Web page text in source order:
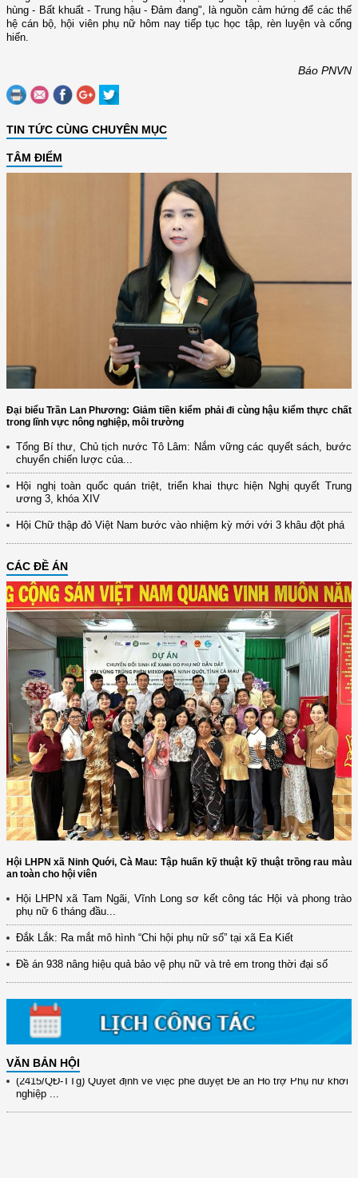
hùng - Bất khuất - Trung hậu - Đảm đang", là nguồn cảm hứng để các thế
hệ cán bộ, hội viên phụ nữ hôm nay tiếp tục học tập, rèn luyện và cống
hiến.
Báo PNVN
TIN TỨC CÙNG CHUYÊN MỤC
TÂM ĐIỂM
Đại biểu Trần Lan Phương: Giảm tiền kiểm phải đi cùng hậu kiểm thực chất
trong lĩnh vực nông nghiệp, môi trường
Tổng Bí thư, Chủ tịch nước Tô Lâm: Nắm vững các quyết sách, bước
chuyển chiến lược của...
Hội nghị toàn quốc quán triệt, triển khai thực hiện Nghị quyết Trung
ương 3, khóa XIV
Hội Chữ thập đỏ Việt Nam bước vào nhiệm kỳ mới với 3 khâu đột phá
CÁC ĐỀ ÁN
Hội LHPN xã Ninh Quới, Cà Mau: Tập huấn kỹ thuật kỹ thuật trồng rau màu
an toàn cho hội viên
Hội LHPN xã Tam Ngãi, Vĩnh Long sơ kết công tác Hội và phong trào
phụ nữ 6 tháng đầu...
Đắk Lắk: Ra mắt mô hình “Chi hội phụ nữ số” tại xã Ea Kiết
Đề án 938 nâng hiệu quả bảo vệ phụ nữ và trẻ em trong thời đại số
VĂN BẢN HỘI
(12/TB-HĐKH) V/v đăng ký, đề xuất nhiệm vụ Khoa học, công nghệ và
đổi mới ...
(898/KH/ĐCT) Kế hoạch thực hiện Quyết định số 2415/QĐ-TTg ngày
31/10/2025 ...
xây dựng ...
(891/KH-ĐCT) Kế hoạch thực hiện Nghị quyết số 72-NQ/TW ngày
9/9/2025 của Bộ ...
(2415/QĐ-TTg) Quyết định về việc phê duyệt Đề án Hỗ trợ Phụ nữ khởi
nghiệp ...